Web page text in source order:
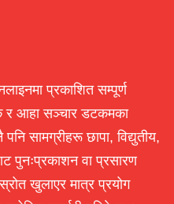
प्रकाशित सम्पूर्ण
र आहा सञ्चार डटकमका
सामग्रीहरू छापा, विद्युतीय,
पुनःप्रकाशन वा प्रसारण
खुलाएर मात्र प्रयोग